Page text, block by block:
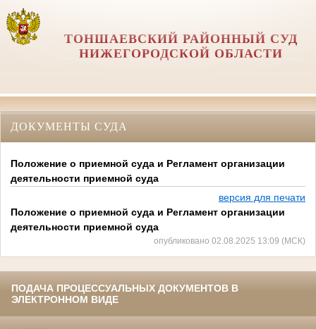
ТОНШАЕВСКИЙ РАЙОННЫЙ СУД
НИЖЕГОРОДСКОЙ ОБЛАСТИ
ДОКУМЕНТЫ СУДА
Положение о приемной суда и Регламент организации
деятельности приемной суда
версия для печати
Положение о приемной суда и Регламент организации
деятельности приемной суда
опубликовано 02.08.2025 13:09 (МСК)
ПОДАЧА ПРОЦЕССУАЛЬНЫХ ДОКУМЕНТОВ В
ЭЛЕКТРОННОМ ВИДЕ